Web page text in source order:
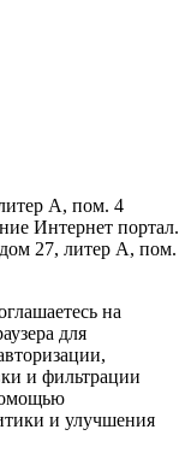
А, пом. 4
Интернет портал.
дом 27, литер А, пом.
на
для
и фильтрации
и улучшения